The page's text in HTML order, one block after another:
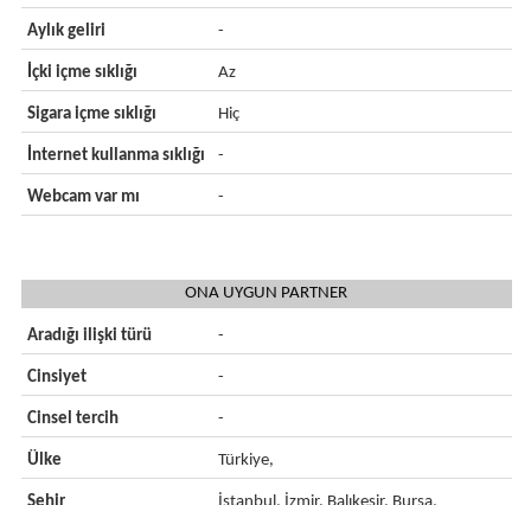
Aylık geliri -
İçki içme sıklığı Az
Sigara içme sıklığı Hiç
İnternet kullanma sıklığı -
Webcam var mı -
ONA UYGUN PARTNER
Aradığı ilişki türü -
Cinsiyet -
Cinsel tercih -
Ülke Türkiye,